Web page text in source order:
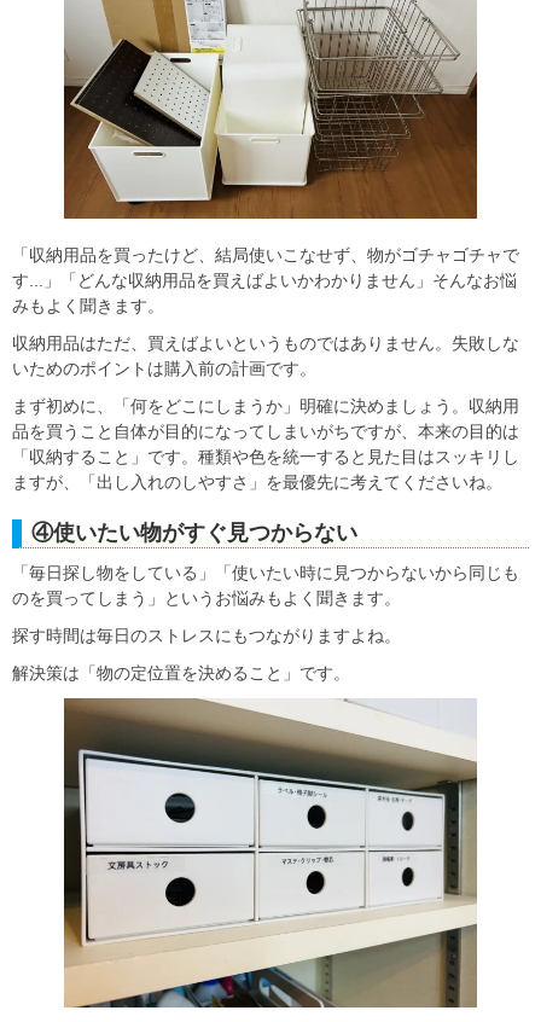
「収納用品を買ったけど、結局使いこなせず、物がゴチャゴチャで
す...」「どんな収納用品を買えばよいかわかりません」そんなお悩
みもよく聞きます。
収納用品はただ、買えばよいというものではありません。失敗しな
いためのポイントは購入前の計画です。
まず初めに、「何をどこにしまうか」明確に決めましょう。収納用
品を買うこと自体が目的になってしまいがちですが、本来の目的は
「収納すること」です。種類や色を統一すると見た目はスッキリし
ますが、「出し入れのしやすさ」を最優先に考えてくださいね。
④使いたい物がすぐ見つからない
「毎日探し物をしている」「使いたい時に見つからないから同じも
のを買ってしまう」というお悩みもよく聞きます。
探す時間は毎日のストレスにもつながりますよね。
解決策は「物の定位置を決めること」です。